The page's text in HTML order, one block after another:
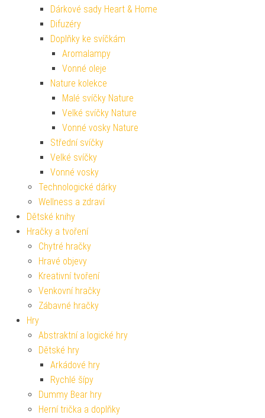
Dárkové sady Heart & Home
Difuzéry
Doplňky ke svíčkám
Aromalampy
Vonné oleje
Nature kolekce
Malé svíčky Nature
Velké svíčky Nature
Vonné vosky Nature
Střední svíčky
Velké svíčky
Vonné vosky
Technologické dárky
Wellness a zdraví
Dětské knihy
Hračky a tvoření
Chytré hračky
Hravé objevy
Kreativní tvoření
Venkovní hračky
Zábavné hračky
Hry
Abstraktní a logické hry
Dětské hry
Arkádové hry
Rychlé šípy
Dummy Bear hry
Herní trička a doplňky